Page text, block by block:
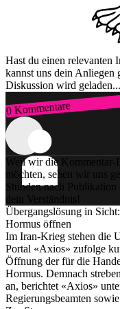
Hast du einen relevanten
kannst uns dein Anliegen
Diskussion wird geladen...
0 Kommentare
Zum Login
Weil wir die Kommentar-
möchten, sehen wir uns
Stunden nach Publikation
dein Verständnis!
Übergangslösung in
Hormus öffnen
Im Iran-Krieg stehen die
Portal «Axios» zufolge
Öffnung der für die
Hormus. Demnach
an, berichtet «Axios»
Regierungsbeamten